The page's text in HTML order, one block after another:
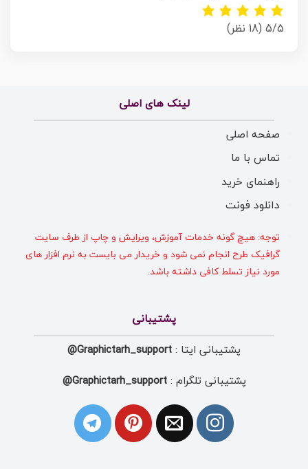
5/5 (18 نظر)
لینک های اصلی
صفحه اصلی
تماس با ما
راهنمای خرید
دانلود فونت
توجه: هیچ گونه خدمات آموزش، ویرایش و چاپ از طرف سایت
گرافیک طرح انجام نمی شود و خریدار می بایست به نرم افزار های
مورد نیاز تسلط کافی داشته باشد.
پشتیبانی
پشتیبانی ایتا : Graphictarh_support@
پشتیبانی تلگرام :Graphictarh_support@